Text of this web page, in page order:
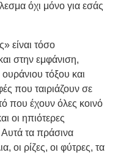
όχι μόνο για εσάς
είναι τόσο
στην εμφάνιση,
τόξου και
που ταιριάζουν σε
που έχουν όλες κοινό
οι ηπιότερες
Αυτά τα πράσινα
οι ρίζες, οι φύτρες, τα